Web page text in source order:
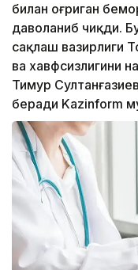
билан оғриган
даволаниб чиқди.
сақлаш вазирлиги
ва хавфсизлигини
Тимур
беради Kazinform